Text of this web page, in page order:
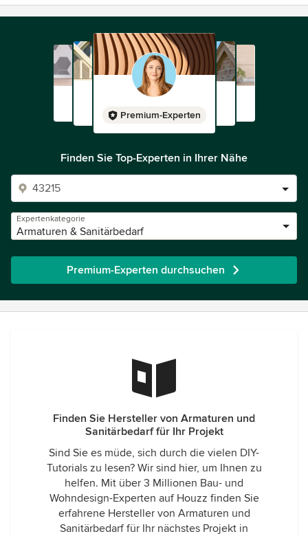
Premium-Experten
Finden Sie Top-Experten in Ihrer Nähe
Expertenkategorie
Armaturen & Sanitärbedarf
Premium-Experten durchsuchen
Finden Sie Hersteller von Armaturen und
Sanitärbedarf für Ihr Projekt
Sind Sie es müde, sich durch die vielen DIY-
Tutorials zu lesen? Wir sind hier, um Ihnen zu
helfen. Mit über 3 Millionen Bau- und
Wohndesign-Experten auf Houzz finden Sie
erfahrene Hersteller von Armaturen und
Sanitärbedarf für Ihr nächstes Projekt in